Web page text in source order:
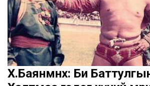
Х.Баянмөнх: Би